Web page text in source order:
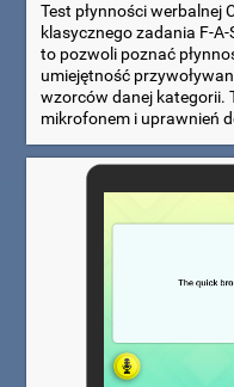
Test płynności werbalnej
klasycznego zadania F-
to pozwoli poznać
umiejętność
wzorców danej kategorii.
mikrofonem i uprawnień